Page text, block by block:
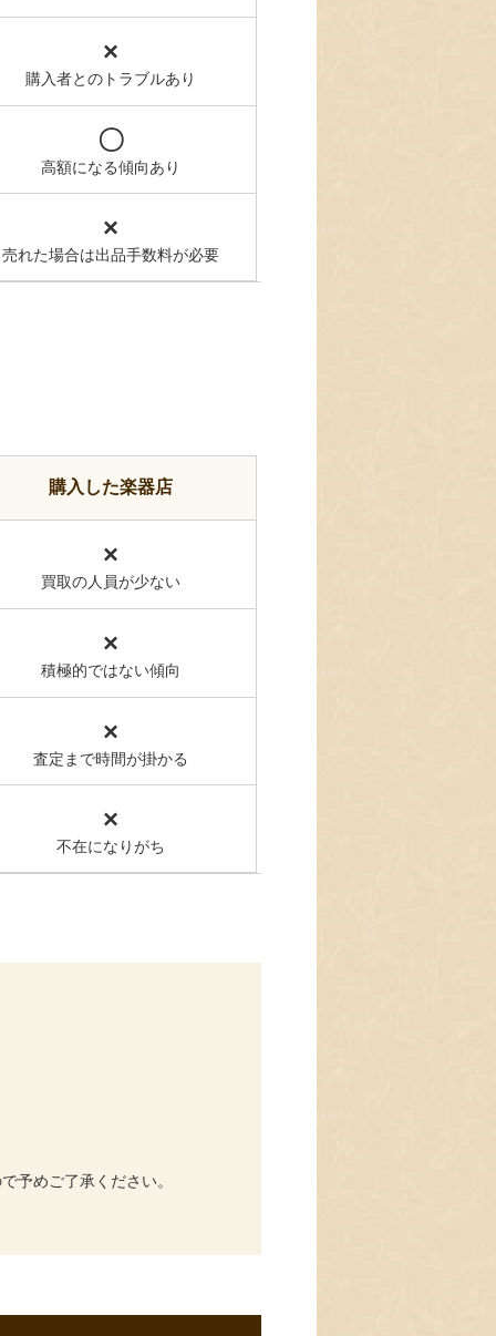
×
購入者とのトラブルあり
〇
高額になる傾向あり
×
売れた場合は出品手数料が必要
購入した楽器店
×
買取の人員が少ない
×
積極的ではない傾向
×
査定まで時間が掛かる
×
不在になりがち
予めご了承ください。